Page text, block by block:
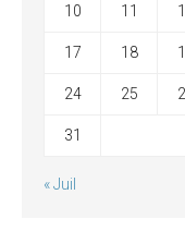
10 11
17 18
24 25
31
« Juil